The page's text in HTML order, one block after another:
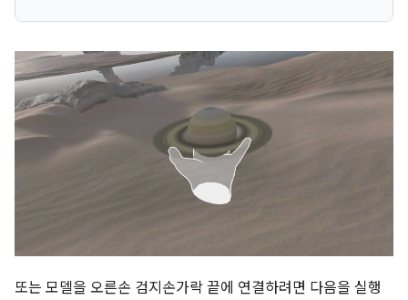
또는 모델을 오른손 검지손가락 끝에 연결하려면 다음을 실행